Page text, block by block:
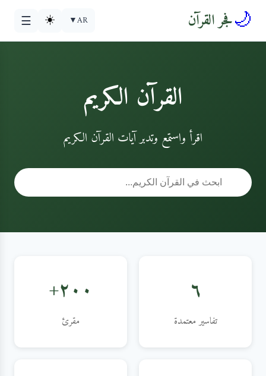
🌙فجر القرآن AR
▼
☀️
☰
القرآن الكريم
اقرأ واستمع وتدبر آيات القرآن الكريم
٦
تفاسير معتمدة
٢٠٠+
مقرئ